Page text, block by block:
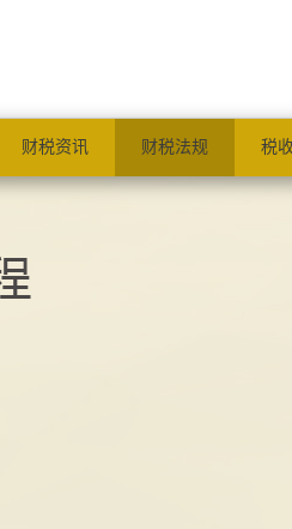
财税资讯 财税法规 税